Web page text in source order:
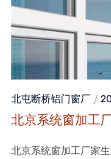
北屯断桥铝门窗厂
北京系统窗加工
北京系统窗加工厂家